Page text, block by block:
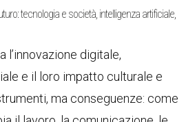
tecnologia e società, intelligenza artificiale,
l’innovazione digitale,
e il loro impatto culturale e
ma conseguenze: come